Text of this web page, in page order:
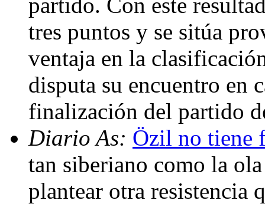
tres puntos y se sitúa
ventaja en la
disputa su encuentro en
finalización del partido
Diario As: Özil no tiene
tan siberiano como la
plantear otra resistencia